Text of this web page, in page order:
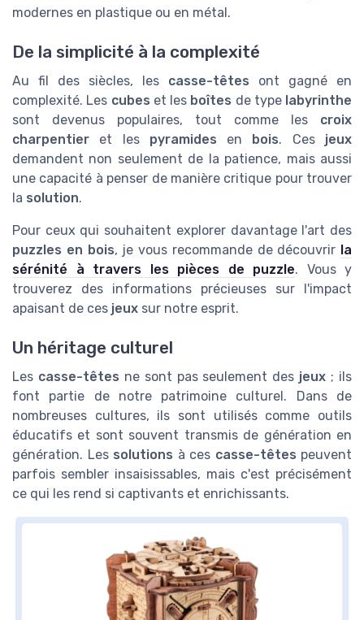
modernes en plastique ou en métal.
De la simplicité à la complexité
Au fil des siècles, les casse-têtes ont gagné en
complexité. Les cubes et les boîtes de type labyrinthe
sont devenus populaires, tout comme les croix
charpentier et les pyramides en bois. Ces jeux
demandent non seulement de la patience, mais aussi
une capacité à penser de manière critique pour trouver
la solution.
Pour ceux qui souhaitent explorer davantage l'art des
puzzles en bois, je vous recommande de découvrir la
sérénité à travers les pièces de puzzle. Vous y
trouverez des informations précieuses sur l'impact
apaisant de ces jeux sur notre esprit.
Un héritage culturel
Les casse-têtes ne sont pas seulement des jeux ; ils
font partie de notre patrimoine culturel. Dans de
nombreuses cultures, ils sont utilisés comme outils
éducatifs et sont souvent transmis de génération en
génération. Les solutions à ces casse-têtes peuvent
parfois sembler insaisissables, mais c'est précisément
ce qui les rend si captivants et enrichissants.